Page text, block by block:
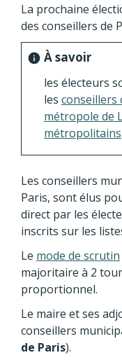
La prochaine
des conseillers de
info À savoir
les électeurs
les conseillers
métropole de
métropolitains.
Les conseillers
Paris, sont élus
direct par les
inscrits sur les
Le mode de scrutin
majoritaire à 2
proportionnel.
Le maire et ses
conseillers
de Paris).